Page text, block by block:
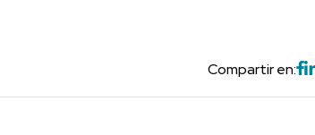
Compartir en: